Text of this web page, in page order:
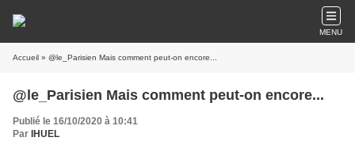
MENU
Accueil » @le_Parisien Mais comment peut-on encore...
@le_Parisien Mais comment peut-on encore...
Publié le 16/10/2020 à 10:41
Par IHUEL